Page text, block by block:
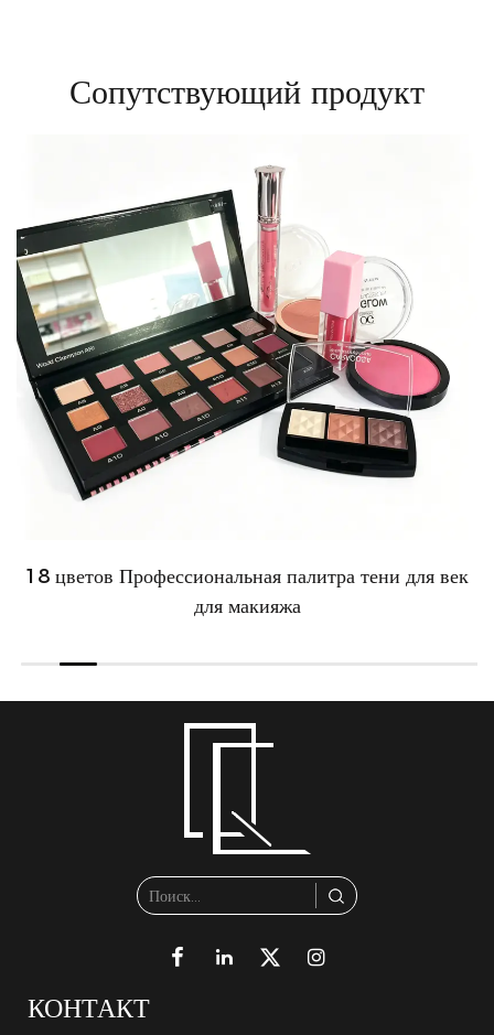
Сопутствующий продукт
18 цветов Профессиональная палитра тени для век
для макияжа
КОНТАКТ